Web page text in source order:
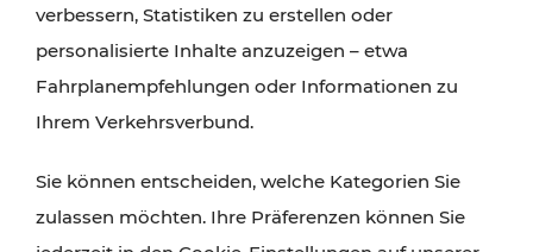
verbessern, Statistiken zu erstellen oder
personalisierte Inhalte anzuzeigen – etwa
Fahrplanempfehlungen oder Informationen zu
Ihrem Verkehrsverbund.
Sie können entscheiden, welche Kategorien Sie
zulassen möchten. Ihre Präferenzen können Sie